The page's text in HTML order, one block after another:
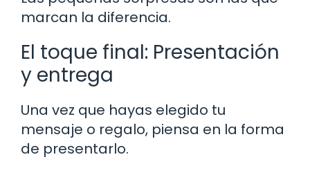
marcan la diferencia.
El toque final: Presentación
y entrega
Una vez que hayas elegido tu
mensaje o regalo, piensa en la forma
de presentarlo.